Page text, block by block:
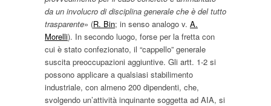
da un involucro di disciplina generale che è del tutto
trasparente» (R. Bin; in senso analogo v. A.
Morelli). In secondo luogo, forse per la fretta con
cui è stato confezionato, il “cappello” generale
suscita preoccupazioni aggiuntive. Gli artt. 1-2 si
possono applicare a qualsiasi stabilimento
industriale, con almeno 200 dipendenti, che,
svolgendo un’attività inquinante soggetta ad AIA, si